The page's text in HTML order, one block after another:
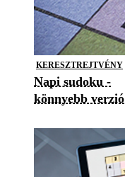
KERESZTREJTVÉNY
Napi sudoku -
könnyebb verzió